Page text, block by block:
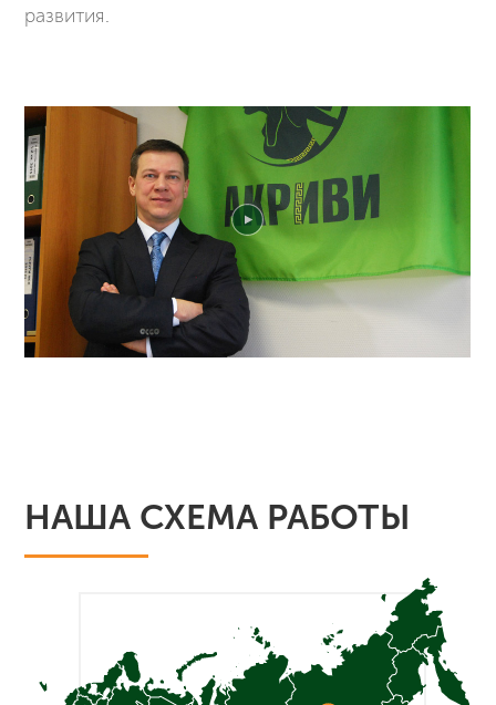
развития.
НАША СХЕМА РАБОТЫ